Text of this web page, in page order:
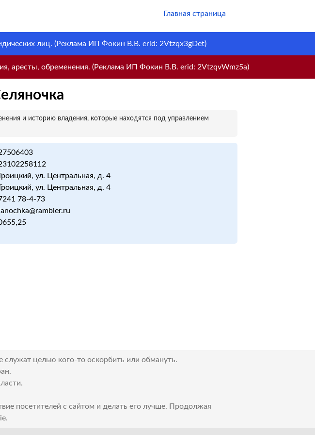
Главная страница
лиц. (Реклама ИП Фокин В.В. erid: 2Vtzqx3gDet)
аресты, обременения. (Реклама ИП Фокин В.В. erid: 2VtzqvWmz5a)
и историю владения, которые находятся под управлением
ул. Центральная, д. 4
ул. Центральная, д. 4
78-4-73
целью кого-то оскорбить или обмануть.
посетителей с сайтом и делать его лучше. Продолжая